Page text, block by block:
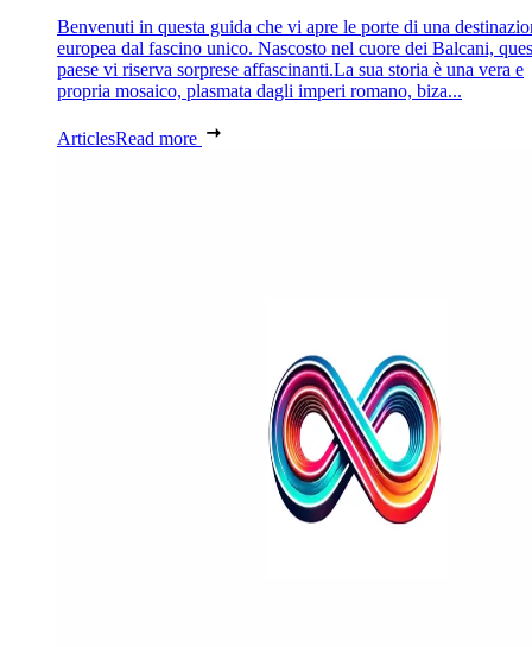
Benvenuti in questa guida che vi apre le porte di una
europea dal fascino unico. Nascosto nel cuore dei Balcani,
paese vi riserva sorprese affascinanti.La sua storia è una vera e
propria mosaico, plasmata dagli imperi romano, biza...
ArticlesRead more